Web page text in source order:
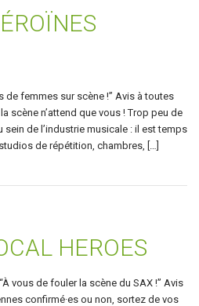
de femmes sur scène !” Avis à toutes
scène n’attend que vous ! Trop peu de
de l’industrie musicale : il est temps
de répétition, chambres, […]
HEROES
vous de fouler la scène du SAX !” Avis
confirmé·es ou non, sortez de vos